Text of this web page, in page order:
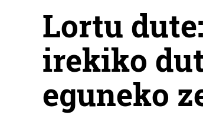
Lortu
irekiko
eguneko